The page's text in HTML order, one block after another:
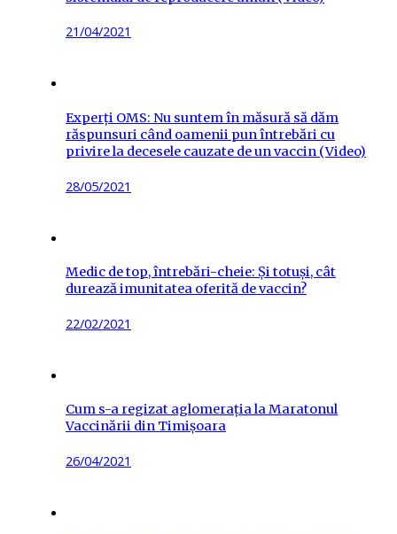
Posted
21/04/2021
Experți OMS: Nu suntem în măsură să dăm
răspunsuri când oamenii pun întrebări cu
privire la decesele cauzate de un vaccin (Video)
Posted
28/05/2021
Medic de top, întrebări-cheie: Și totuși, cât
durează imunitatea oferită de vaccin?
Posted
22/02/2021
Cum s-a regizat aglomerația la Maratonul
Vaccinării din Timișoara
Posted
26/04/2021